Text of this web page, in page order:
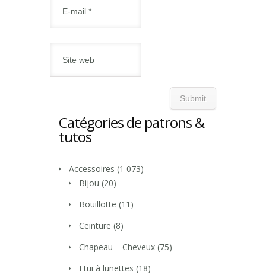
Catégories de patrons &
tutos
Accessoires (1 073)
Bijou (20)
Bouillotte (11)
Ceinture (8)
Chapeau – Cheveux (75)
Etui à lunettes (18)